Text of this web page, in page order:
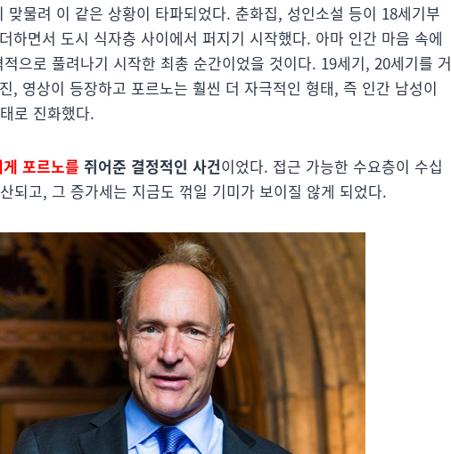
물려 이 같은 상황이 타파되었다. 춘화집, 성인소설 등이 18세기부
하면서 도시 식자층 사이에서 퍼지기 시작했다. 아마 인간 마음 속에
으로 풀려나기 시작한 최총 순간이었을 것이다. 19세기, 20세기를 거
, 영상이 등장하고 포르노는 훨씬 더 자극적인 형태, 즉 인간 남성이
로 진화했다.
포르노를 쥐어준 결정적인 사건이었다. 접근 가능한 수요층이 수십
되고, 그 증가세는 지금도 꺾일 기미가 보이질 않게 되었다.